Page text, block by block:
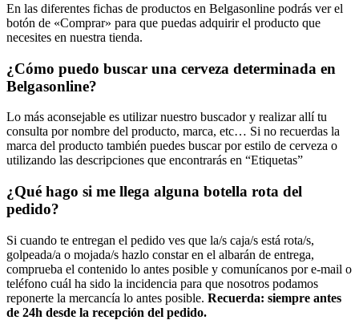
En las diferentes fichas de productos en Belgasonline podrás ver el
botón de «Comprar» para que puedas adquirir el producto que
necesites en nuestra tienda.
¿Cómo puedo buscar una cerveza determinada en
Belgasonline?
Lo más aconsejable es utilizar nuestro buscador y realizar allí tu
consulta por nombre del producto, marca, etc… Si no recuerdas la
marca del producto también puedes buscar por estilo de cerveza o
utilizando las descripciones que encontrarás en “Etiquetas”
¿Qué hago si me llega alguna botella rota del
pedido?
Si cuando te entregan el pedido ves que la/s caja/s está rota/s,
golpeada/a o mojada/s hazlo constar en el albarán de entrega,
comprueba el contenido lo antes posible y comunícanos por e-mail o
teléfono cuál ha sido la incidencia para que nosotros podamos
reponerte la mercancía lo antes posible. Recuerda: siempre antes
de 24h desde la recepción del pedido.